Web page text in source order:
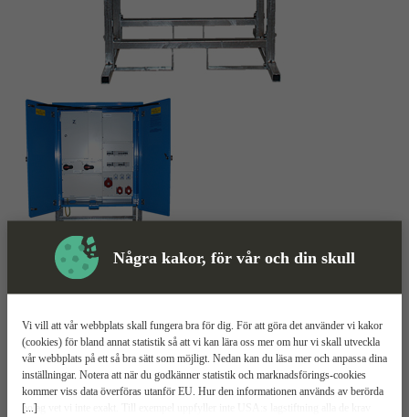
Några kakor, för vår och din skull
[...]
Vi vill att vår webbplats skall fungera bra för dig. För att göra det använder vi kakor
(cookies) för bland annat statistik så att vi kan lära oss mer om hur vi skall utveckla
vår webbplats på ett så bra sätt som möjligt. Nedan kan du läsa mer och anpassa dina
inställningar. Notera att när du godkänner statistik och marknadsförings-cookies
kommer viss data överföras utanför EU. Hur den informationen används av berörda
bolag vet vi inte exakt. Till exempel uppfyller inte USA:s lagstiftning alla de krav
Mer information
El-Björn HC 125A
Sex utgående uttag
Huvudsäkring på max 125 A